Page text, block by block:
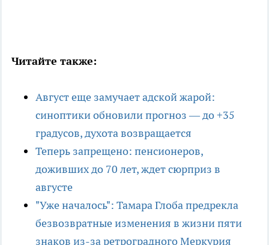
Читайте также:
Август еще замучает адской жарой:
синоптики обновили прогноз — до +35
градусов, духота возвращается
Теперь запрещено: пенсионеров,
доживших до 70 лет, ждет сюрприз в
августе
"Уже началось": Тамара Глоба предрекла
безвозвратные изменения в жизни пяти
знаков из-за ретроградного Меркурия